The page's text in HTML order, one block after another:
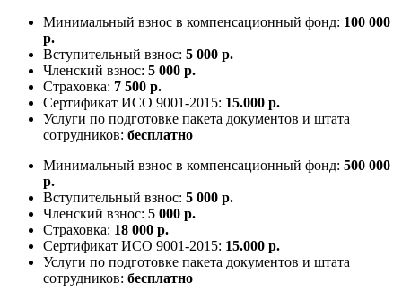
Минимальный взнос в компенсационный фонд: 100 000
р.
Вступительный взнос: 5 000 р.
Членский взнос: 5 000 р.
Страховка: 7 500 р.
Сертификат ИСО 9001-2015: 15.000 р.
Услуги по подготовке пакета документов и штата
сотрудников: бесплатно
Минимальный взнос в компенсационный фонд: 500 000
р.
Вступительный взнос: 5 000 р.
Членский взнос: 5 000 р.
Страховка: 18 000 р.
Сертификат ИСО 9001-2015: 15.000 р.
Услуги по подготовке пакета документов и штата
сотрудников: бесплатно